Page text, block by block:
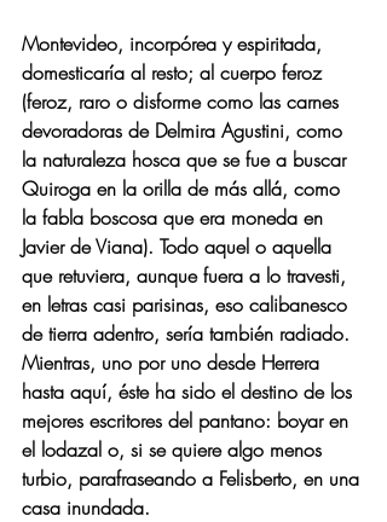
Montevideo, incorpórea y espiritada,
domesticaría al resto; al cuerpo feroz
(feroz, raro o disforme como las carnes
devoradoras de Delmira Agustini, como
la naturaleza hosca que se fue a buscar
Quiroga en la orilla de más allá, como
la fabla boscosa que era moneda en
Javier de Viana). Todo aquel o aquella
que retuviera, aunque fuera a lo travesti,
en letras casi parisinas, eso calibanesco
de tierra adentro, sería también radiado.
Mientras, uno por uno desde Herrera
hasta aquí, éste ha sido el destino de los
mejores escritores del pantano: boyar en
el lodazal o, si se quiere algo menos
turbio, parafraseando a Felisberto, en una
casa inundada.